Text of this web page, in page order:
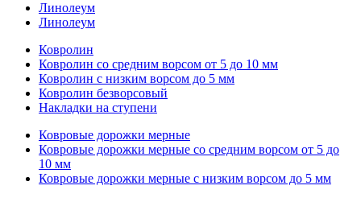
Линолеум
Линолеум
Ковролин
Ковролин со средним ворсом от 5 до 10 мм
Ковролин с низким ворсом до 5 мм
Ковролин безворсовый
Накладки на ступени
Ковровые дорожки мерные
Ковровые дорожки мерные со средним ворсом от 5 до
10 мм
Ковровые дорожки мерные с низким ворсом до 5 мм